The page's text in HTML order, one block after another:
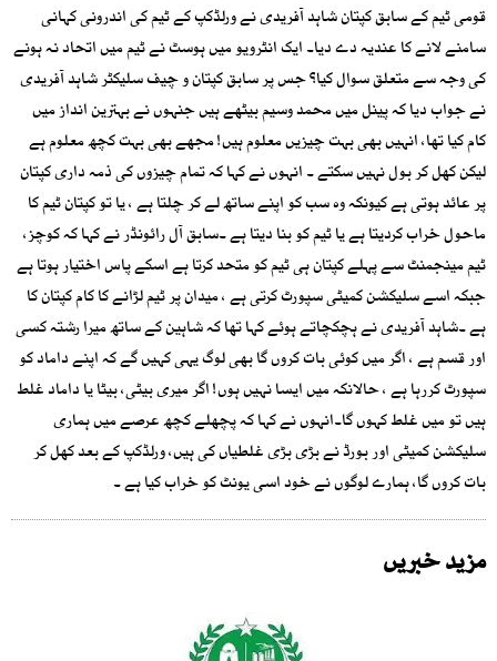
قومی ٹیم کے سابق کپتان شاہد آفریدی نے ورلڈکپ کے ٹیم کی اندرونی کہانی
سامنے لانے کا عندیہ دے دیا۔ ایک انٹرویو میں ہوسٹ نے ٹیم میں اتحاد نہ ہونے
کی وجہ سے متعلق سوال کیا؟ جس پر سابق کپتان و چیف سلیکٹر شاہد آفریدی
نے جواب دیا کہ پینل میں محمد وسیم بیٹھے ہیں جنہوں نے بہترین انداز میں
کام کیا تھا، انہیں بھی بہت چیزیں معلوم ہیں! مجھے بھی بہت کچھ معلوم ہے
لیکن کھل کر بول نہیں سکتے ۔ انہوں نے کہا کہ تمام چیزوں کی ذمہ داری کپتان
پر عائد ہوتی ہے کیونکہ وہ سب کو اپنے ساتھ لے کر چلتا ہے ، یا تو کپتان ٹیم کا
ماحول خراب کردیتا ہے یا ٹیم کو بنا دیتا ہے ۔سابق آل رائونڈر نے کہا کہ کوچز،
ٹیم مینجمنٹ سے پہلے کپتان ہی ٹیم کو متحد کرتا ہے اسکے پاس اختیار ہوتا ہے
جبکہ اسے سلیکشن کمیٹی سپورٹ کرتی ہے ، میدان پر ٹیم لڑانے کا کام کپتان کا
ہے ۔شاہد آفریدی نے ہچکچاتے ہوئے کہا تھا کہ شاہین کے ساتھ میرا رشتہ کسی
اور قسم ہے ، اگر میں کوئی بات کروں گا بھی لوگ یہی کہیں گے کہ اپنے داماد کو
سپورٹ کررہا ہے ، حالانکہ میں ایسا نہیں ہوں! اگر میری بیٹی، بیٹا یا داماد غلط
ہیں تو میں غلط کہوں گا۔انہوں نے کہا کہ پچھلے کچھ عرصے میں ہماری
سلیکشن کمیٹی اور بورڈ نے بڑی بڑی غلطیاں کی ہیں، ورلڈکپ کے بعد کھل کر
بات کروں گا، ہمارے لوگوں نے خود اسی یونٹ کو خراب کیا ہے ۔
مزید خبریں